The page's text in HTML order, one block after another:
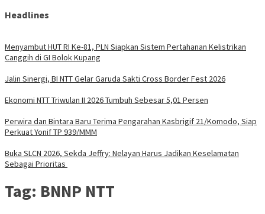
Headlines
Menyambut HUT RI Ke-81, PLN Siapkan Sistem Pertahanan Kelistrikan
Canggih di GI Bolok Kupang
Jalin Sinergi, BI NTT Gelar Garuda Sakti Cross Border Fest 2026
Ekonomi NTT Triwulan II 2026 Tumbuh Sebesar 5,01 Persen
Perwira dan Bintara Baru Terima Pengarahan Kasbrigif 21/Komodo, Siap
Perkuat Yonif TP 939/MMM
Buka SLCN 2026, Sekda Jeffry: Nelayan Harus Jadikan Keselamatan
Sebagai Prioritas
Tag: BNNP NTT